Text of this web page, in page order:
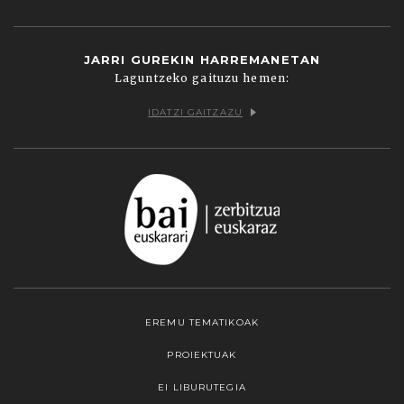
JARRI GUREKIN HARREMANETAN
Laguntzeko gaituzu hemen:
IDATZI GAITZAZU
EREMU TEMATIKOAK
PROIEKTUAK
EI LIBURUTEGIA